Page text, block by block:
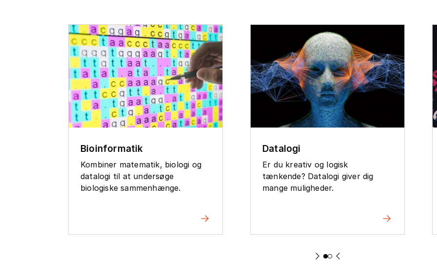
Bioinformatik
Kombiner matematik, biologi og
datalogi til at undersøge
biologiske sammenhænge.
Datalogi
Er du kreativ og logisk
tænkende? Datalogi giver dig
mange muligheder.